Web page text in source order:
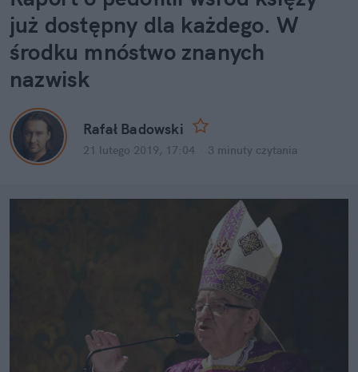
już dostępny dla każdego. W
środku mnóstwo znanych
nazwisk
Rafał Badowski
21 lutego 2019, 17:04 3 minuty czytania